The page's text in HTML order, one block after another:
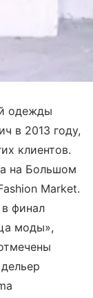
одежды
в 2013 году,
клиентов.
на Большом
Market.
финал
моды»,